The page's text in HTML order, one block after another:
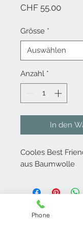
CHF 55.00Preis
Grösse *
Anzahl *
In den
Cooles Best
aus Baumwolle
KontaktPhone